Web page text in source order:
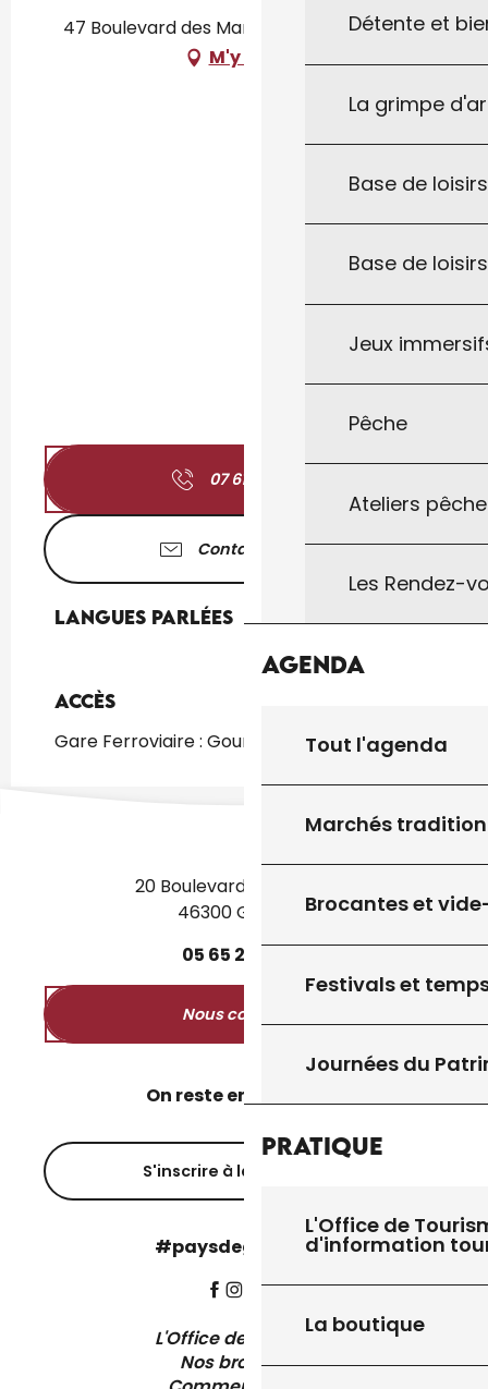
Détente et
La grimpe
Base de
Base de
Jeux
Pêche
Ateliers
Les Rendez-
Agenda
Tout l'agenda
Marchés
Brocantes et
Festivals et
Journées du
Pratique
L'Office de
d'information
La boutique
47 Boulevard des Martyrs, 46300 Gourdon
M'y rendre
07 61 58 26
Contactez-nous
Langues parlées
Langues parlées
Accès
Accès
Gare Ferroviaire : Gourdon à 929m
20 Boulevard des Martyrs
46300 Gourdon
05 65 27
Nous contacter
On reste en contact ?
S'inscrire à la newsletter
#paysdegourdon !
L'Office de Tourisme
Nos brochures